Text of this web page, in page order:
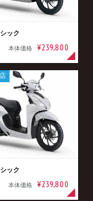
シック
本体価格 ¥239,800
シック
本体価格 ¥239,800